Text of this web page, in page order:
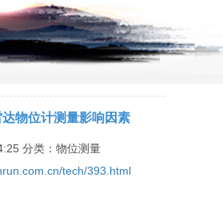
物位计测量影响因素
分类：物位测量
tech/393.html